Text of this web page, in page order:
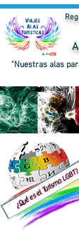
"Nuestras alas
¿Qué es el Turismo